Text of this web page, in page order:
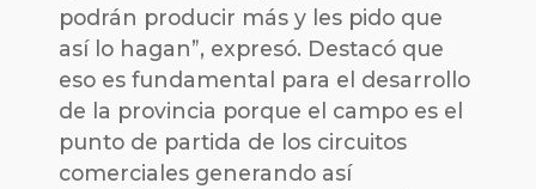
podrán producir más y les pido que
así lo hagan”, expresó. Destacó que
eso es fundamental para el desarrollo
de la provincia porque el campo es el
punto de partida de los circuitos
comerciales generando así